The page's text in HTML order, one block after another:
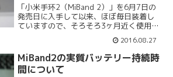
「小米手环2（MiBand 2）」を6月7日の
発売日に入手して以来、ほぼ毎日装着し
ていますので、そろそろ3ヶ月近く使用し
ていることになります。以前のバッテリ
ー持続日数は15日でしたが、さて今回は
どうでしょうか？結果は…バッテリー2％
を残して...
2016.08.27
MiBand2の実質バッテリー持続時
間について